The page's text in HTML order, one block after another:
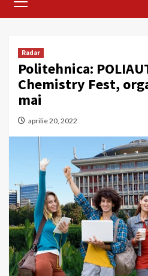
Menu
Radar
Politehnica:
Chemistry Fest,
mai
aprilie 20, 2022